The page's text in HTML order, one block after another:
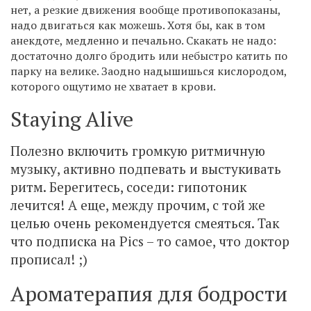
нет, а резкие движения вообще противопоказаны,
надо двигаться как можешь. Хотя бы, как в том
анекдоте, медленно и печально. Скакать не надо:
достаточно долго бродить или небыстро катить по
парку на велике. Заодно надышишься кислородом,
которого ощутимо не хватает в крови.
Staying Alive
Полезно включить громкую ритмичную
музыку, активно подпевать и выстукивать
ритм. Берегитесь, соседи: гипотоник
лечится! А еще, между прочим, с той же
целью очень рекомендуется смеяться. Так
что подписка на Pics – то самое, что доктор
прописал! ;)
Ароматерапия для бодрости